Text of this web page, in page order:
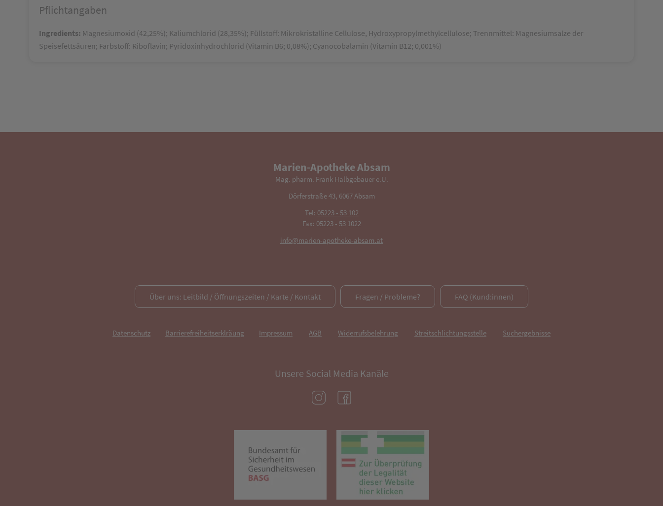
Pflichtangaben
Ingredients: Magnesiumoxid (42,25%); Kaliumchlorid (28,35%); Füllstoff: Mikrokristalline Cellulose, Hydroxypropylmethylcellulose; Trennmittel: Magnesiumsalze der
Speisefettsäuren; Farbstoff: Riboflavin; Pyridoxinhydrochlorid (Vitamin B6; 0,08%); Cyanocobalamin (Vitamin B12; 0,001%)
Marien-Apotheke Absam
Mag. pharm. Frank Halbgebauer e.U.
Dörferstraße 43, 6067 Absam
Tel: 05223 - 53 102
Fax: 05223 - 53 1022
info@marien-apotheke-absam.at
Über uns: Leitbild / Öffnungszeiten / Karte / Kontakt Fragen / Probleme? FAQ (Kund:innen)
Datenschutz Barrierefreiheitserklräung Impressum AGB Widerrufsbelehrung Streitschlichtungsstelle Suchergebnisse
Unsere Social Media Kanäle
(öffnet in neuem Tab)
(öffnet in neuem Tab)